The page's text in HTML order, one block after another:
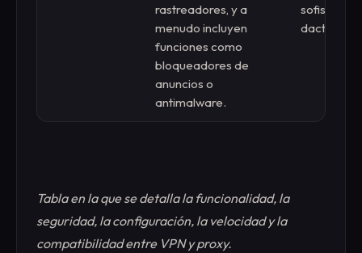
rastreadores, y a
menudo incluyen
funciones como
bloqueadores de
anuncios o
antimalware.
dactilares
Tabla en la que se detalla la funcionalidad, la
seguridad, la configuración, la velocidad y la
compatibilidad entre VPN y proxy.